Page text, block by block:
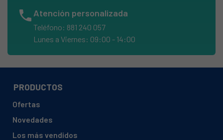
AEG, 911064008 01 F55410IM0
AEG, 911064010 00 F78450IM0P
AEG, 911069008 01 F35400IM0
AEG, 911069008 02 F35400IM0
AEG, 911074001 01 F65412VI0P
AEG, 911074003 00 F78420VI0P
phone Atención personalizada
Teléfono: 881 240 057
Lunes a Viernes: 09:00 - 14:00
PRODUCTOS
Ofertas
Novedades
Los más vendidos